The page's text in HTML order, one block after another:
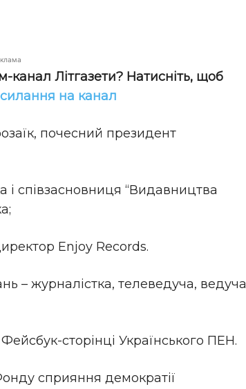
канал Літгазети? Натисніть, щоб
на канал
почесний президент
і співзасновниця “Видавництва
Enjoy Records.
– журналістка, телеведуча, ведуча
сторінці Українського ПЕН.
сприяння демократії